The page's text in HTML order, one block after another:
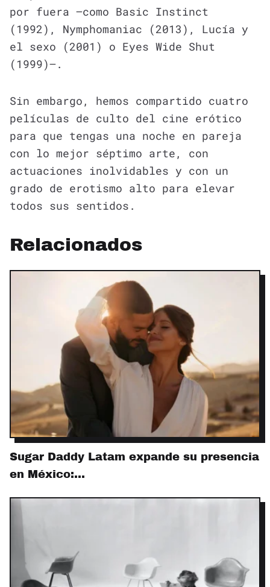
por fuera —como Basic Instinct
(1992), Nymphomaniac (2013), Lucía y
el sexo (2001) o Eyes Wide Shut
(1999)—.
Sin embargo, hemos compartido cuatro
películas de culto del cine erótico
para que tengas una noche en pareja
con lo mejor séptimo arte, con
actuaciones inolvidables y con un
grado de erotismo alto para elevar
todos sus sentidos.
Relacionados
Sugar Daddy Latam expande su presencia
en México:…